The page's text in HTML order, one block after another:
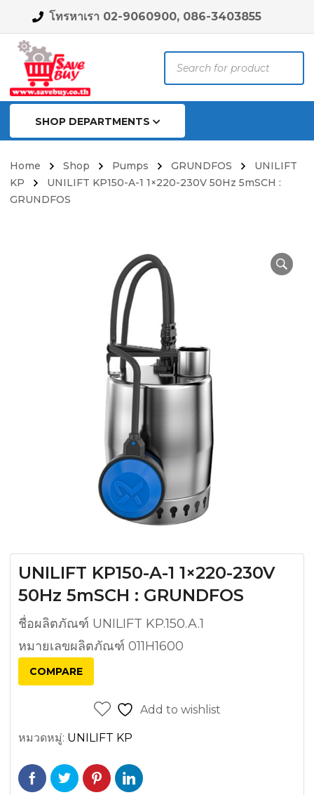
โทรหาเรา 02-9060900, 086-3403855
search
SHOP DEPARTMENTS
Home Shop Pumps GRUNDFOS
UNILIFT
KP
UNILIFT KP150-A-1 1×220-230V 50Hz 5mSCH :
GRUNDFOS
UNILIFT KP150-A-1 1×220-230V
50Hz 5mSCH : GRUNDFOS
ชื่อผลิตภัณฑ์ UNILIFT KP.150.A.1
หมายเลขผลิตภัณฑ์ 011H1600
COMPARE
Add to wishlist
หมวดหมู่: UNILIFT KP